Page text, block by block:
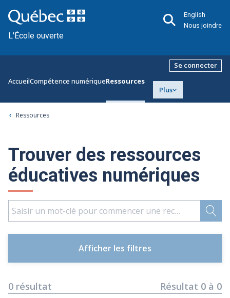
L'École ouverte
English
Nous joindre
AccueilCompétence numériqueRessources
Plus
Se connecter
Ressources
Trouver des ressources
éducatives numériques
Afficher les filtres
0 résultat Résultat 0 à 0